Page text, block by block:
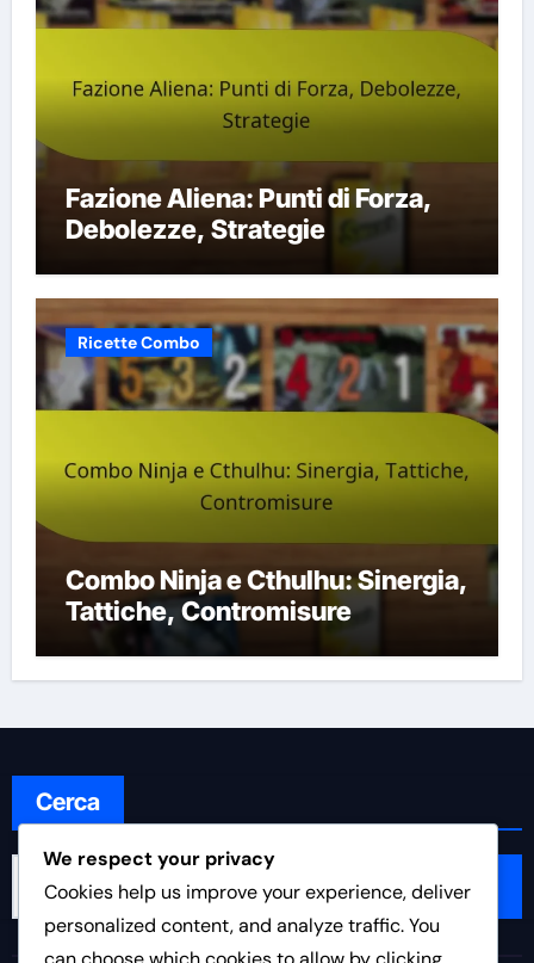
Fazione Aliena: Punti di Forza,
Debolezze, Strategie
Ricette Combo
Combo Ninja e Cthulhu: Sinergia,
Tattiche, Contromisure
Cerca
Search
We respect your privacy
Cookies help us improve your experience, deliver
personalized content, and analyze traffic. You